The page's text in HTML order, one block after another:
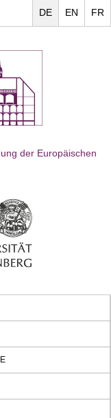
FR
EN
DE
der Europäischen